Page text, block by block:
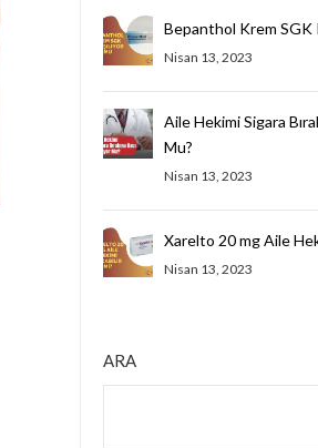
Bepanthol Krem SGK
Nisan 13, 2023
Aile Hekimi Sigara
Mu?
Nisan 13, 2023
Xarelto 20 mg Aile
Nisan 13, 2023
ARA